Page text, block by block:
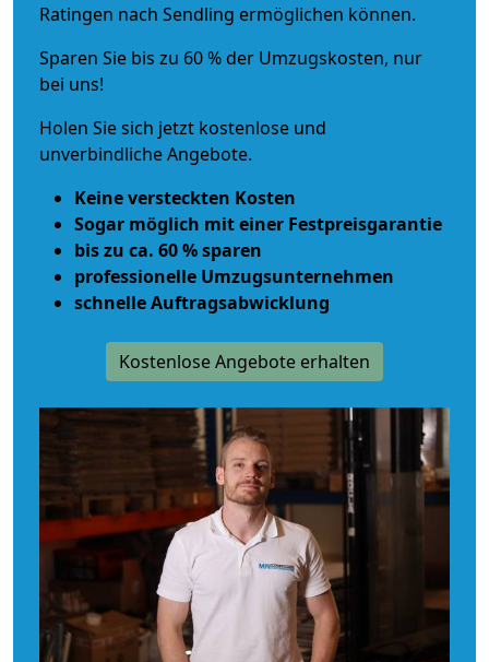
Ratingen nach Sendling ermöglichen können.
Sparen Sie bis zu 60 % der Umzugskosten, nur
bei uns!
Holen Sie sich jetzt kostenlose und
unverbindliche Angebote.
Keine versteckten Kosten
Sogar möglich mit einer Festpreisgarantie
bis zu ca. 60 % sparen
professionelle Umzugsunternehmen
schnelle Auftragsabwicklung
Kostenlose Angebote erhalten